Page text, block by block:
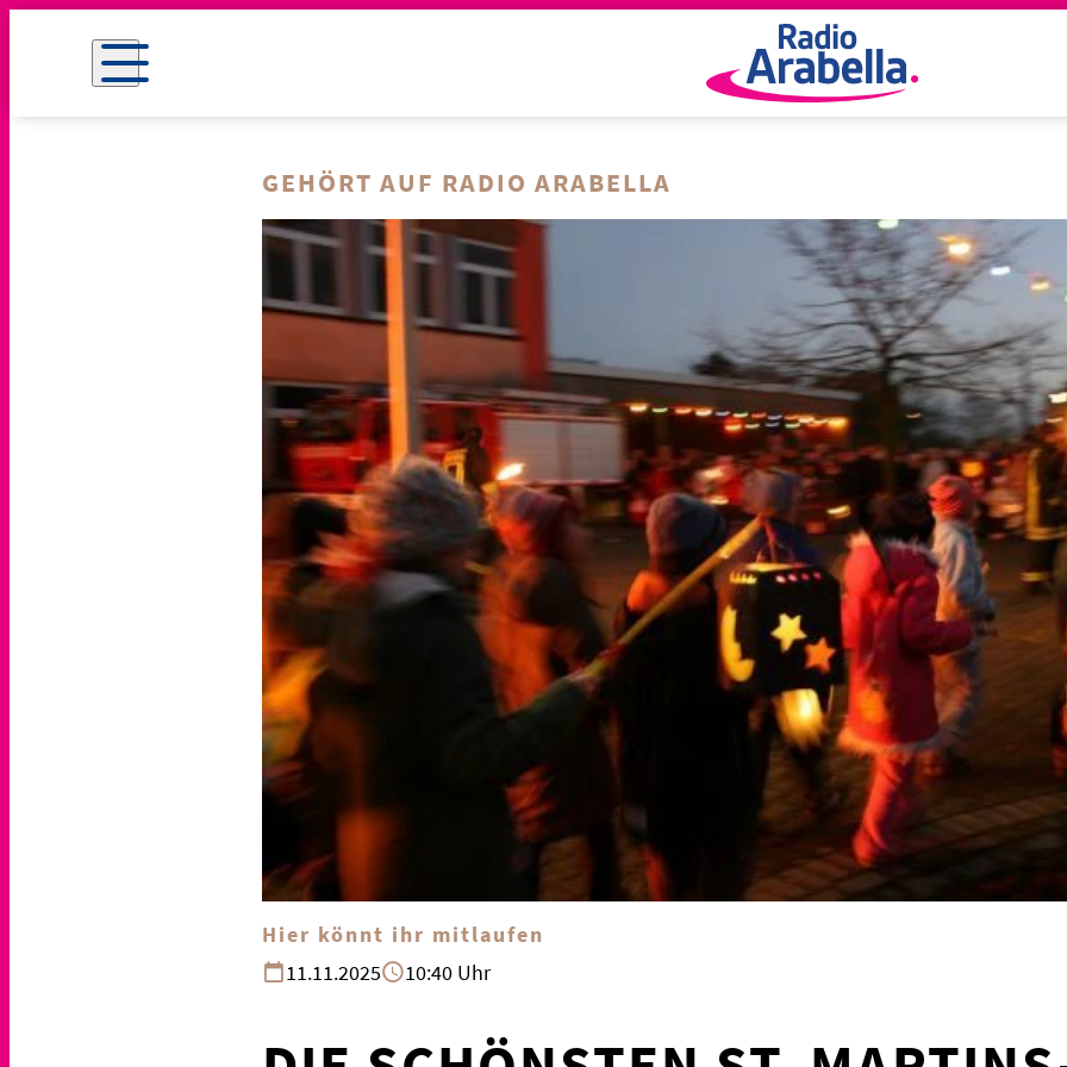
GEHÖRT AUF RADIO ARABELLA
Hier könnt ihr mitlaufen
11.11.2025
10:40 Uhr